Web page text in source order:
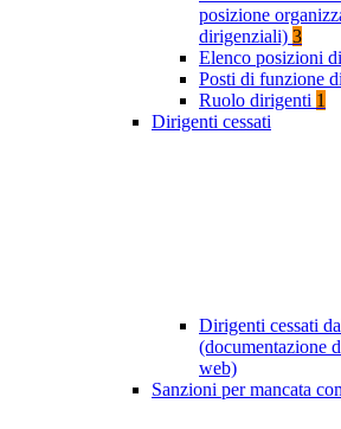
posizione
dirigenziali) 3
Elenco posizioni
Posti di funzione
Ruolo dirigenti 1
Dirigenti cessati
Dirigenti cessati
(documentazione
web)
Sanzioni per mancata